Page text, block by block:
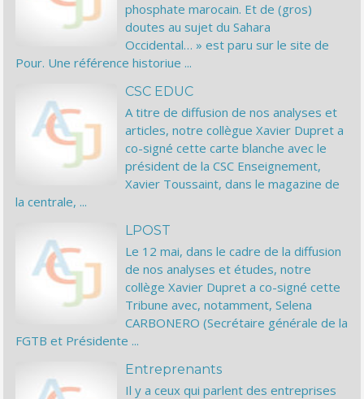
phosphate marocain. Et de (gros)
doutes au sujet du Sahara
Occidental… » est paru sur le site de
Pour. Une référence historiue ...
CSC EDUC
A titre de diffusion de nos analyses et
articles, notre collègue Xavier Dupret a
co-signé cette carte blanche avec le
président de la CSC Enseignement,
Xavier Toussaint, dans le magazine de
la centrale, ...
LPOST
Le 12 mai, dans le cadre de la diffusion
de nos analyses et études, notre
collège Xavier Dupret a co-signé cette
Tribune avec, notamment, Selena
CARBONERO (Secrétaire générale de la
FGTB et Présidente ...
Entreprenants
Il y a ceux qui parlent des entreprises